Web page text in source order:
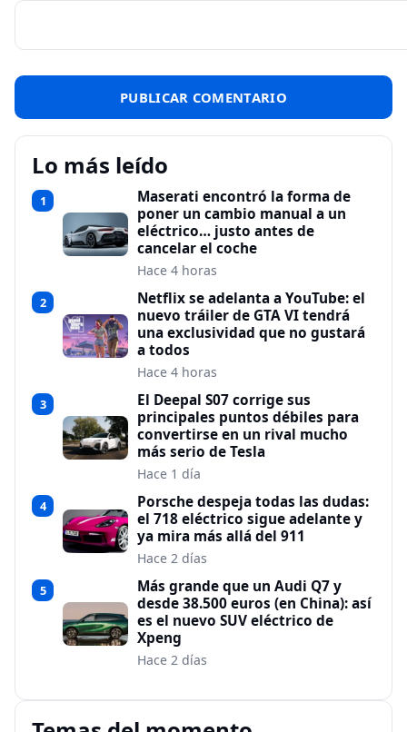
Lo más leído
1
Maserati encontró la forma de
poner un cambio manual a un
eléctrico… justo antes de
cancelar el coche
Hace 4 horas
2
Netflix se adelanta a YouTube: el
nuevo tráiler de GTA VI tendrá
una exclusividad que no gustará
a todos
Hace 4 horas
3
El Deepal S07 corrige sus
principales puntos débiles para
convertirse en un rival mucho
más serio de Tesla
Hace 1 día
4
Porsche despeja todas las dudas:
el 718 eléctrico sigue adelante y
ya mira más allá del 911
Hace 2 días
5
Más grande que un Audi Q7 y
desde 38.500 euros (en China): así
es el nuevo SUV eléctrico de
Xpeng
Hace 2 días